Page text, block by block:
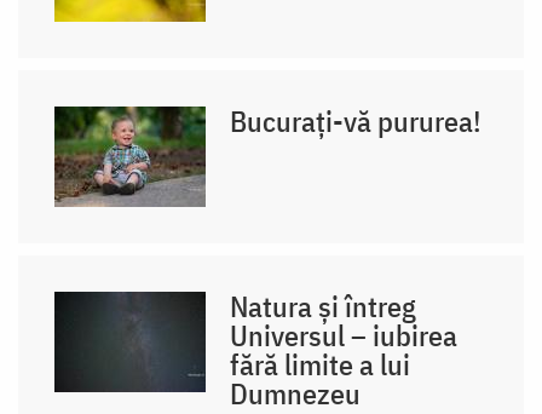
Bucurați-vă pururea!
Natura și întreg
Universul – iubirea
fără limite a lui
Dumnezeu